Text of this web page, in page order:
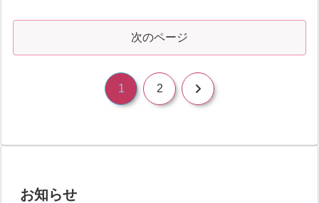
次のページ
1 2 次
お知らせ